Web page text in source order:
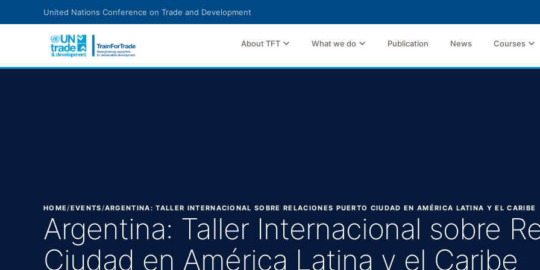
United Nations Conference on Trade and Development
About TFT What we do Publication News Courses
HOME/EVENTS/ARGENTINA: TALLER INTERNACIONAL SOBRE RELACIONES PUERTO CIUDAD EN AMÉRICA LATINA Y EL CARIBE
Argentina: Taller Internacional sobre
Ciudad en América Latina y el Caribe